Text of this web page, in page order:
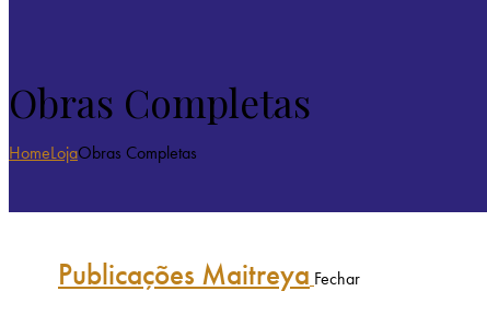
Obras Completas
HomeLojaObras Completas
Publicações Maitreya Fechar